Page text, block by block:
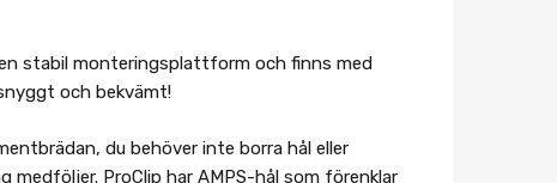
stabil monteringsplattform och finns med
och bekvämt!
du behöver inte borra hål eller
ProClip har AMPS-hål som förenklar